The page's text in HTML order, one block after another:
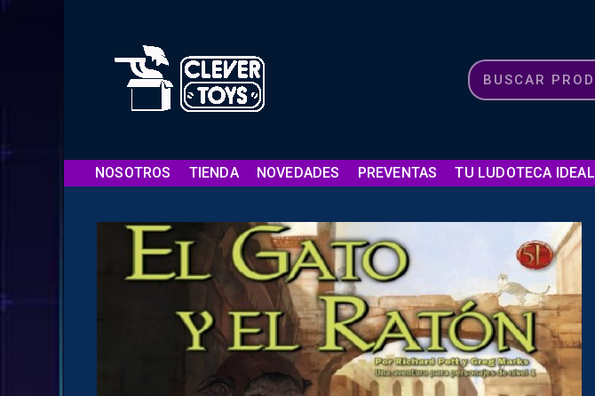
NOSOTROS TIENDA NOVEDADES PREVENTAS TU LUDOTECA IDEAL